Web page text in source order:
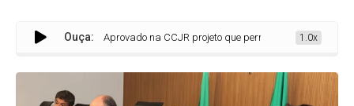
Ouça:
Aprovado na CCJR projeto que permite instalação de
1.0x